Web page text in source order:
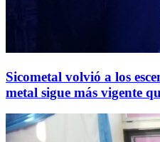
Sicometal volvió a los
metal sigue más vigente